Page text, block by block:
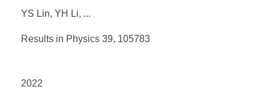
YS Lin, YH Li, ...
Results in Physics 39, 105783
2022